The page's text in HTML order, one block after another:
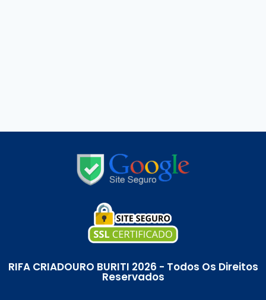
RIFA CRIADOURO BURITI 2026 - Todos Os Direitos
Reservados